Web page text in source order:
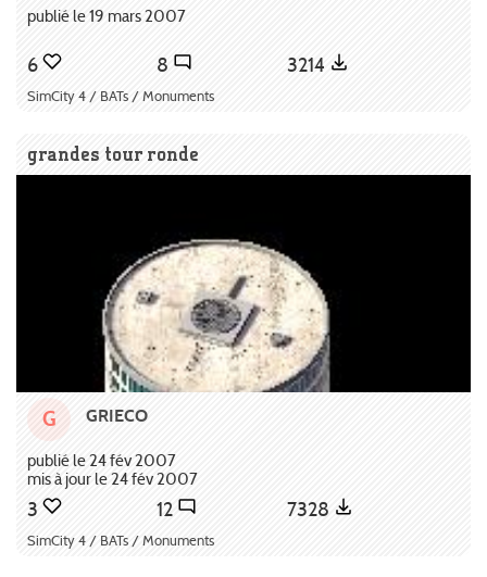
publié le 19 mars 2007
6 8 3214
SimCity 4 / BATs / Monuments
grandes tour ronde
G GRIECO
publié le 24 fév 2007
mis à jour le 24 fév 2007
3 12 7328
SimCity 4 / BATs / Monuments